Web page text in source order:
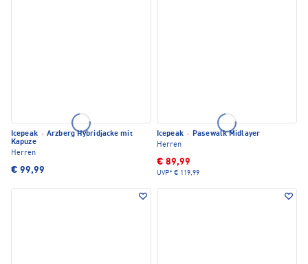
Icepeak · Arzberg Hybridjacke mit
Kapuze
Herren
€ 99,99
Icepeak · Pasewalk Midlayer
Herren
€ 89,99
UVP* € 119,99